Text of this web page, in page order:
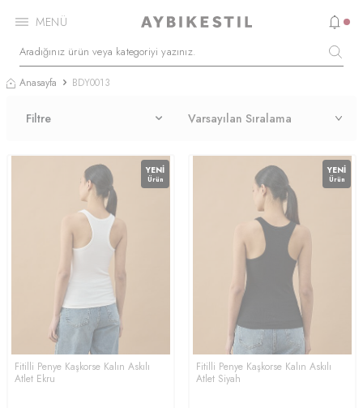
MENÜ
Anasayfa BDY0013
Filtre
YENI
Ürün
Fitilli Penye Kaşkorse Kalın Askılı
Atlet Ekru
YENI
Ürün
Fitilli Penye Kaşkorse Kalın Askılı
Atlet Siyah